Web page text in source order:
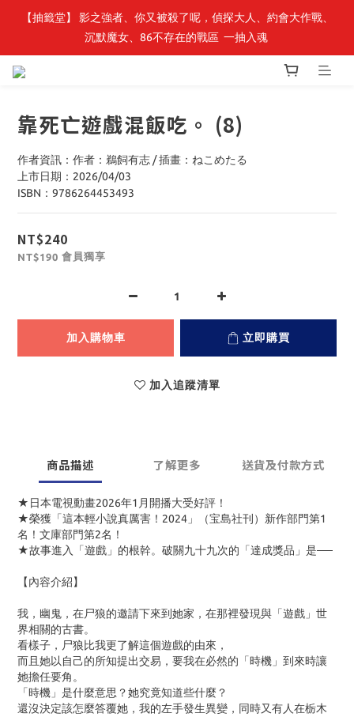
最新開賣🔥「全知讀者視角」 周邊商品
【抽籤堂】 影之強者、你又被殺了呢，偵探大人、約會大作戰、
沉默魔女、86不存在的戰區  一抽入魂
靠死亡遊戲混飯吃。 (8)
作者資訊：作者：鵜飼有志 / 插畫：ねこめたる
上市日期：2026/04/03
ISBN：9786264453493
NT$240
NT$190 會員獨享
加入購物車 立即購買
加入追蹤清單
商品描述 了解更多 送貨及付款方式
★日本電視動畫2026年1月開播大受好評！
★榮獲「這本輕小說真厲害！2024」（宝島社刊）新作部門第1
名！文庫部門第2名！
★故事進入「遊戲」的根幹。破關九十九次的「達成獎品」是──
【內容介紹】
我，幽鬼，在尸狼的邀請下來到她家，在那裡發現與「遊戲」世
界相關的古書。
看樣子，尸狼比我更了解這個遊戲的由來，
而且她以自己的所知提出交易，要我在必然的「時機」到來時讓
她擔任要角。
「時機」是什麼意思？她究竟知道些什麼？
還沒決定該怎麼答覆她，我的左手發生異變，同時又有人在栃木